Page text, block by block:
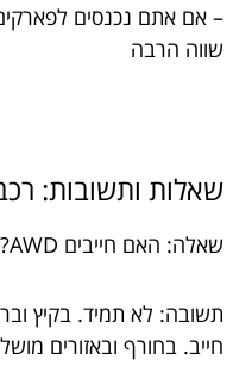
– אם אתם נכנסים
שווה הרבה
שאלות ותשובות:
שאלה: האם חייבים AWD?
תשובה: לא תמיד. בקיץ
חייב. בחורף ובאזורים